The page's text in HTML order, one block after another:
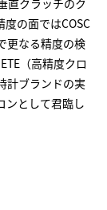
直クラッチのク
の面ではCOSC
更なる精度の検
（高精度クロ
計ブランドの実
ンとして君臨し